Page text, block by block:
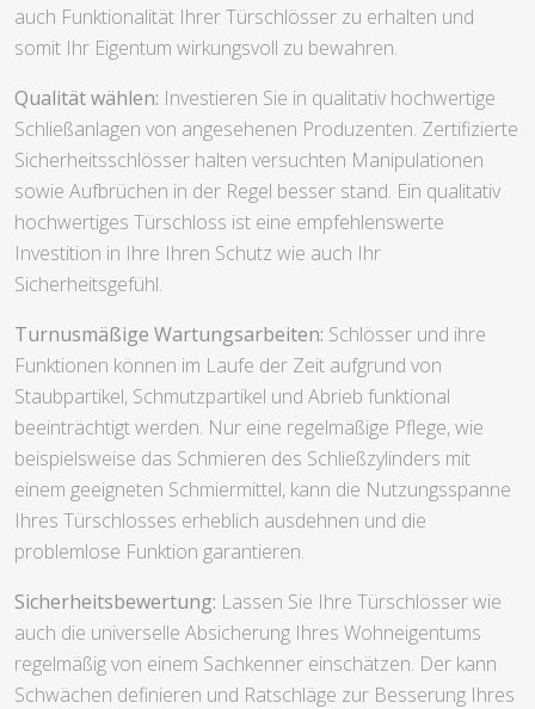
auch Funktionalität Ihrer Türschlösser zu erhalten und
somit Ihr Eigentum wirkungsvoll zu bewahren.
Qualität wählen: Investieren Sie in qualitativ hochwertige
Schließanlagen von angesehenen Produzenten. Zertifizierte
Sicherheitsschlösser halten versuchten Manipulationen
sowie Aufbrüchen in der Regel besser stand. Ein qualitativ
hochwertiges Türschloss ist eine empfehlenswerte
Investition in Ihre Ihren Schutz wie auch Ihr
Sicherheitsgefühl.
Turnusmäßige Wartungsarbeiten: Schlösser und ihre
Funktionen können im Laufe der Zeit aufgrund von
Staubpartikel, Schmutzpartikel und Abrieb funktional
beeinträchtigt werden. Nur eine regelmäßige Pflege, wie
beispielsweise das Schmieren des Schließzylinders mit
einem geeigneten Schmiermittel, kann die Nutzungsspanne
Ihres Türschlosses erheblich ausdehnen und die
problemlose Funktion garantieren.
Sicherheitsbewertung: Lassen Sie Ihre Türschlösser wie
auch die universelle Absicherung Ihres Wohneigentums
regelmäßig von einem Sachkenner einschätzen. Der kann
Schwächen definieren und Ratschläge zur Besserung Ihres